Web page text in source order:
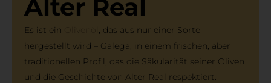
Alter Real
Es ist ein
, das aus nur einer Sorte
hergestellt wird – Galega, in einem frischen, aber
traditionellen Profil, das die Säkularität seiner Oliven
und die Geschichte von Alter Real respektiert.